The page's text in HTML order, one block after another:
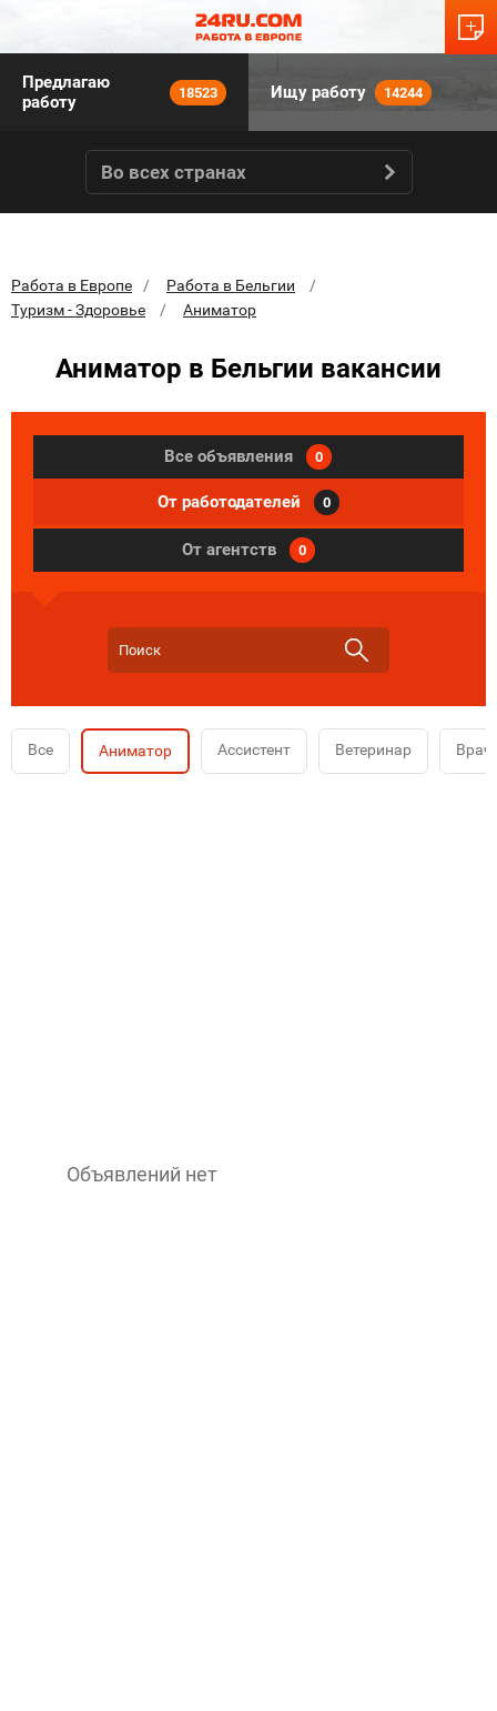
Предлагаю
работу
18523 Ищу работу 14244
Во всех странах
Работа в Европе
Работа в Бельгии
Туризм - Здоровье
Аниматор
Аниматор в Бельгии вакансии
Все объявления 0
От работодателей 0
От агентств 0
Все Аниматор Ассистент Ветеринар Врач
Объявлений нет